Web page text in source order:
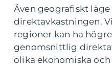
Även geografiskt läge
direktavkastningen.
regioner kan ha
genomsnittlig
olika ekonomiska